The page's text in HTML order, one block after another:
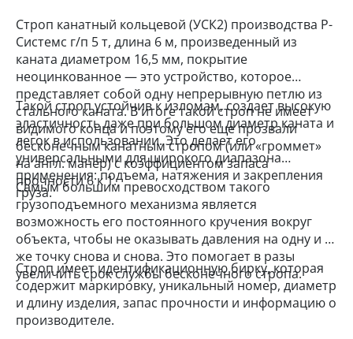
Строп канатный кольцевой (УСК2) производства Р-
Системс г/п 5 т, длина 6 м, произведенный из
каната диаметром 16,5 мм, покрытие
неоцинкованное — это устройство, которое
представляет собой одну непрерывную петлю из
стального каната. В итоге такой строп не имеет
видимого конца и поэтому его еще прозвали
бесконечным канатным стропом (или «громмет»
на англ. манер) с коэффициентом запаса
прочности 6 к 1.
Такой строп устойчив к изломам, создает высокую
эластичность даже при большом диаметр каната и
легок в использовании. Это делает его
универсальными для широкого диапазона
применения: подъема, натяжения и закрепления
груза.
Самым большим превосходством такого
грузоподъемного механизма является
возможность его постоянного кручения вокруг
объекта, чтобы не оказывать давления на одну и ту
же точку снова и снова. Это помогает в разы
увеличить срок службы бесконечного стропа.
Строп имеет идентификационную бирку, которая
содержит маркировку, уникальный номер, диаметр
и длину изделия, запас прочности и информацию о
производителе.